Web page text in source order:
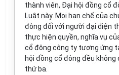
thành viên, Đại hội đồng cổ
Luật này. Mọi hạn chế của
đông đối với người đại diện
thực hiện quyền, nghĩa vụ
cổ đông công ty tương ứng
hội đồng cổ đông đều
thứ ba.